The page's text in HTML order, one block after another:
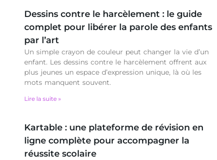
Dessins contre le harcèlement : le guide
complet pour libérer la parole des enfants
par l’art
Un simple crayon de couleur peut changer la vie d’un
enfant. Les dessins contre le harcèlement offrent aux
plus jeunes un espace d’expression unique, là où les
mots manquent souvent.
Lire la suite »
Kartable : une plateforme de révision en
ligne complète pour accompagner la
réussite scolaire